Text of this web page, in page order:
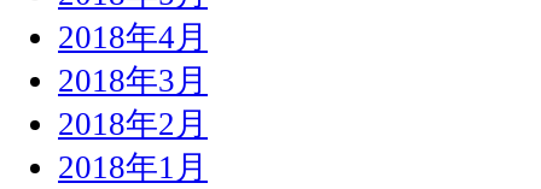
2018年4月
2018年3月
2018年2月
2018年1月